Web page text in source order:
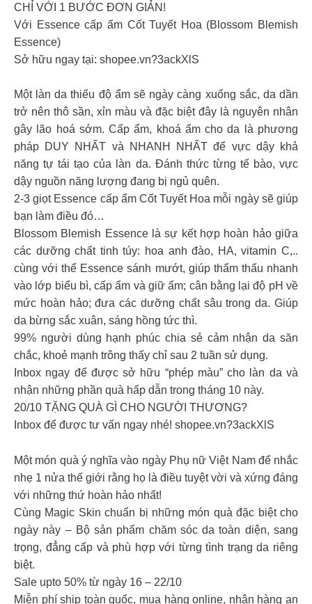
CHỈ VỚI 1 BƯỚC ĐƠN GIẢN!
Với Essence cấp ẩm Cốt Tuyết Hoa (Blossom Blemish
Essence)
Sở hữu ngay tại: shopee.vn?3ackXlS
Một làn da thiếu độ ẩm sẽ ngày càng xuống sắc, da dần
trở nên thô sần, xỉn màu và đặc biệt đây là nguyên nhân
gây lão hoá sớm. Cấp ẩm, khoá ẩm cho da là phương
pháp DUY NHẤT và NHANH NHẤT để vực dậy khả
năng tự tái tạo của làn da. Đánh thức từng tế bào, vực
dậy nguồn năng lượng đang bị ngủ quên.
2-3 giọt Essence cấp ẩm Cốt Tuyết Hoa mỗi ngày sẽ giúp
bạn làm điều đó…
Blossom Blemish Essence là sự kết hợp hoàn hảo giữa
các dưỡng chất tinh túy: hoa anh đào, HA, vitamin C,..
cùng với thể Essence sánh mướt, giúp thẩm thấu nhanh
vào lớp biểu bì, cấp ẩm và giữ ẩm; cân bằng lại độ pH về
mức hoàn hảo; đưa các dưỡng chất sâu trong da. Giúp
da bừng sắc xuân, sáng hồng tức thì.
99% người dùng hạnh phúc chia sẻ cảm nhận da săn
chắc, khoẻ mạnh trông thấy chỉ sau 2 tuần sử dụng.
Inbox ngay để được sở hữu “phép màu” cho làn da và
nhận những phần quà hấp dẫn trong tháng 10 này.
20/10 TẶNG QUÀ GÌ CHO NGƯỜI THƯƠNG?
Inbox để được tư vấn ngay nhé! shopee.vn?3ackXlS
Một món quà ý nghĩa vào ngày Phụ nữ Việt Nam để nhắc
nhẹ 1 nửa thế giới rằng họ là điều tuyệt vời và xứng đáng
với những thứ hoàn hảo nhất!
Cùng Magic Skin chuẩn bị những món quà đặc biệt cho
ngày này – Bộ sản phẩm chăm sóc da toàn diện, sang
trọng, đẳng cấp và phù hợp với từng tình trạng da riêng
biệt.
Sale upto 50% từ ngày 16 – 22/10
Miễn phí ship toàn quốc, mua hàng online, nhận hàng an